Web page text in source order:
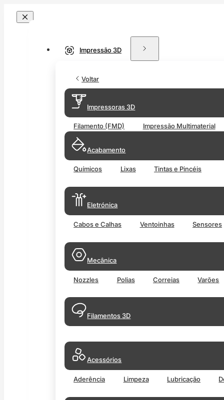
Impressão 3D
Voltar
Impressoras 3D
Filamento (FMD) Impressão Multimaterial
Acabamento
Químicos Lixas Tintas e Pincéis
Eletrónica
Cabos e Calhas Ventoinhas Sensores
Mecânica
Nozzles Polias Correias Varões
Filamentos 3D
Acessórios
Aderência Limpeza Lubricação